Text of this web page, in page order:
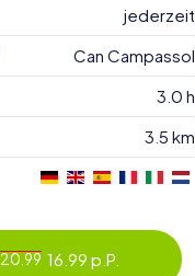
jederzeit
Can Campassol
3.0 h
3.5 km
20.99 16.99 p.P.